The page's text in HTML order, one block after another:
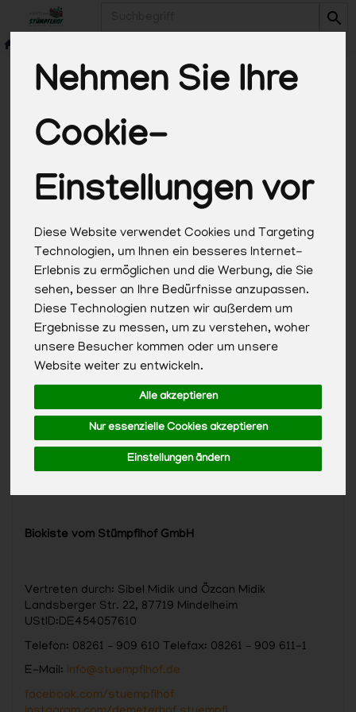
Nehmen Sie Ihre
Cookie-
Einstellungen vor
Diese Website verwendet Cookies und Targeting
Technologien, um Ihnen ein besseres Internet-
Erlebnis zu ermöglichen und die Werbung, die Sie
sehen, besser an Ihre Bedürfnisse anzupassen.
Diese Technologien nutzen wir außerdem um
Ergebnisse zu messen, um zu verstehen, woher
unsere Besucher kommen oder um unsere
Website weiter zu entwickeln.
Alle akzeptieren
Nur essenzielle Cookies akzeptieren
Einstellungen ändern
*Alle Preise in Euro (€) inkl. gesetzlicher
optionaler Servicegebühren. Weitere Informationen
finden Siehier.
Biokiste vom Stümpflhof GmbH
Vertreten durch: Sibel Midik und Özcan Midik
Landsberger Str. 22, 87719 Mindelheim
UStID:DE454057610
Telefon: 08261 – 909 610 Telefax: 08261 – 909 611-1
E-Mail: info@stuempflhof.de
facebook.com/stuempflhof